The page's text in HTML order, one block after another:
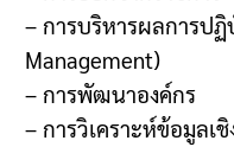
– การบริหารผลการป
Management)
– การพัฒนาองค์กร
– การวิเคราะห์ข้อมูลเ